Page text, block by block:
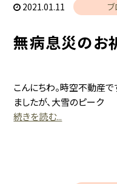
2021.01.11
無病息災のお
こんにちわ。時空不動産
ましたが、大雪のピーク
続きを読む...